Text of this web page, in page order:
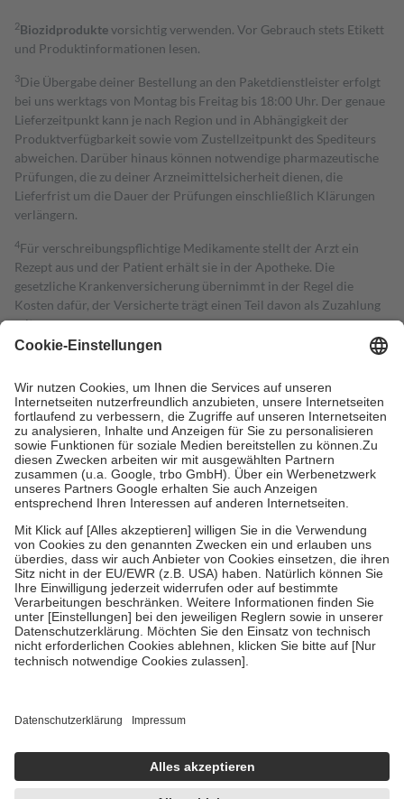
2Biozidproduktevorsichtig verwenden. Vor Gebrauch stets Etikett
und Produktinformationen lesen.
3Die Übergabe deiner Bestellung an den Paketdienstleister erfolgt
bei uns werktags von Montag bis Freitag bis 18:00 Uhr. Der genaue
Lieferzeitpunkt kann je nach Region und in Abhängigkeit der
Produktverfügbarkeit sowie vom Zustellzeitpunkt des Spediteurs
abweichen. Darüber hinaus können notwendige pharmazeutische
Prüfungen, die zu deiner Arzneimittelsicherheit dienen, die
Lieferfrist um die Dauer der Prüfungen einschließlich Klärungen
verlängern.
4Für verschreibungspflichtige Medikamente stellt der Arzt ein
Rezept aus und der Patient erhält sie in der Apotheke. Die
gesetzliche Krankenversicherung übernimmt in der Regel die
Kosten dafür, der Versicherte trägt einen Teil davon als Zuzahlung
mit.
Grundsätzlich leisten Mitglieder Zuzahlungen in Höhe von zehn
höchstens zehn Euro.
Es sind jedoch nie mehr als die tatsächlichen
Kosten der Leistung zu entrichten.
Diese Regeln gelten grundsätzlich auch für Online-Apotheken.
Bei Heilmitteln und häuslicher Krankenpflege beträgt die
Zuzahlung zehn Prozent der Kosten sowie zehn Euro je
Verordnung.
Um das Engagement der Versicherten für ihre eigene Gesundheit zu
stärken und die besondere Stellung der Familie zu unterstützen,
fallenkeine Zuzahlungenan bei:
• Kindern und Jugendlichen bis zum vollendeten 18. Lebensjahr
mit Ausnahme der Fahrkosten
• Untersuchungen zur Vorsorge und Früherkennung, die von der
GKV getragen werden
• empfohlenen Schutzimpfungen
• Harn- und Blutteststreifen
getroffen, um sicherzustellen, dass es sich um echte Bewertungen
https://help.etrusted.com/hc/de/articles/4419944605341
Einige Bilder und Inhalte wurden unter Zuhilfenahme künstlicher